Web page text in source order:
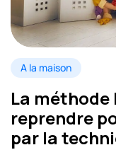
A la maison
La méthode
reprendre
par la